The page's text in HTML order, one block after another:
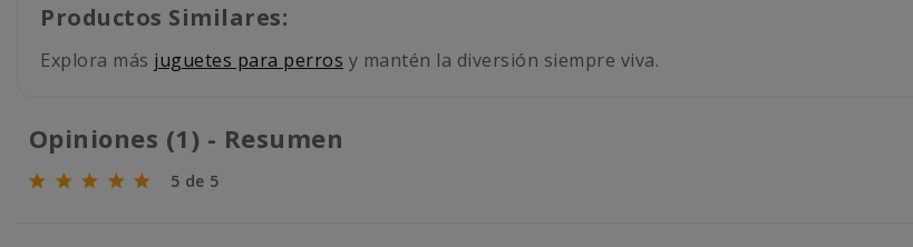
Productos Similares:
Explora más juguetes para perros y mantén la diversión siempre viva.
Opiniones (1) - Resumen
5 de 5